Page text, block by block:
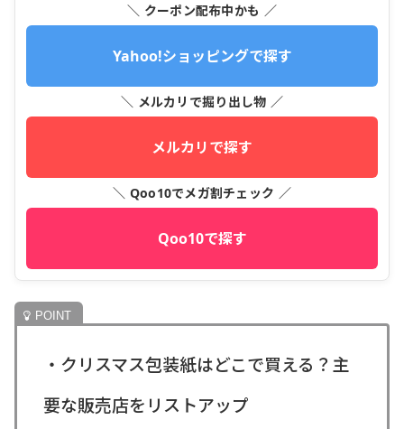
＼ クーポン配布中かも ／
Yahoo!ショッピングで探す
＼ メルカリで掘り出し物 ／
メルカリで探す
＼ Qoo10でメガ割チェック ／
Qoo10で探す
・クリスマス包装紙はどこで買える？主
要な販売店をリストアップ